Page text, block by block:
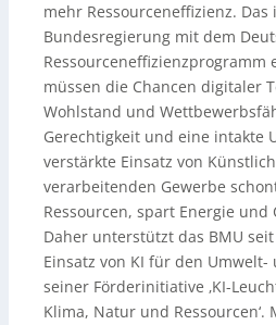
mehr Ressourceneffizienz.
Bundesregierung mit dem
Ressourceneffizienzprogramm
müssen die Chancen digitaler
Wohlstand und
Gerechtigkeit und eine intakte
verstärkte Einsatz von
verarbeitenden Gewerbe
Ressourcen, spart Energie und
Daher unterstützt das BMU
Einsatz von KI für den
seiner Förderinitiative ‚KI-
Klima, Natur und Ressourcen‘.